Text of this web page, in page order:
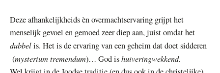
Deze afhankelijkheids èn overmachtservaring grijpt het
menselijk gevoel en gemoed zeer diep aan, juist omdat het
dubbelis. Het is de ervaring van een geheim dat doet sidderen
(mysterium tremendum)… God ishuiveringwekkend.